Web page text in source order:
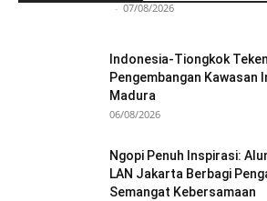
- 07/08/2026
Indonesia-Tiongkok
Pengembangan Kawasan
Madura
06/08/2026
Ngopi Penuh Inspirasi:
LAN Jakarta Berbagi
Semangat Kebersamaan